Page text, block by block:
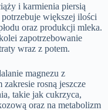
i karmienia piersią
większej ilości
oraz produkcji mleka.
zapotrzebowanie
wraz z potem.
magnezu z
rosną jeszcze
takie jak cukrzyca,
oraz na metabolizm